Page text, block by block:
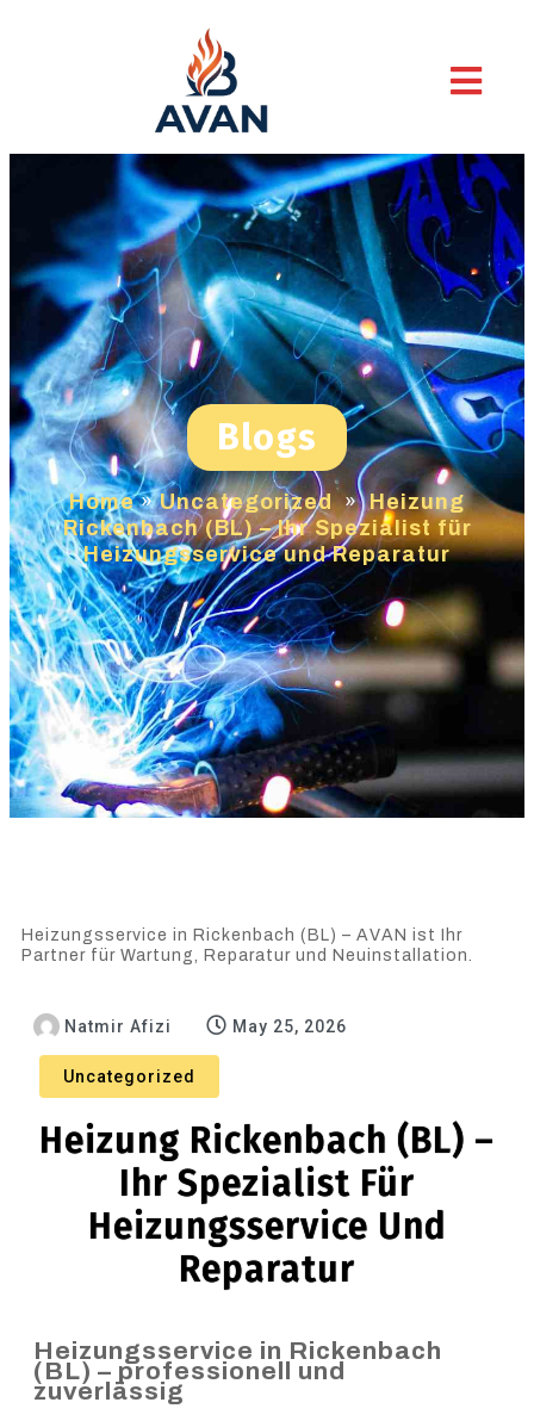
Blogs
Home»Uncategorized » Heizung
Rickenbach (BL) – Ihr Spezialist für
Heizungsservice und Reparatur
Heizungsservice in Rickenbach (BL) – AVAN ist Ihr
Partner für Wartung, Reparatur und Neuinstallation.
Natmir Afizi May 25, 2026
Uncategorized
Heizung Rickenbach (BL) –
Ihr Spezialist Für
Heizungsservice Und
Reparatur
Heizungsservice in Rickenbach
(BL) – professionell und
zuverlässig